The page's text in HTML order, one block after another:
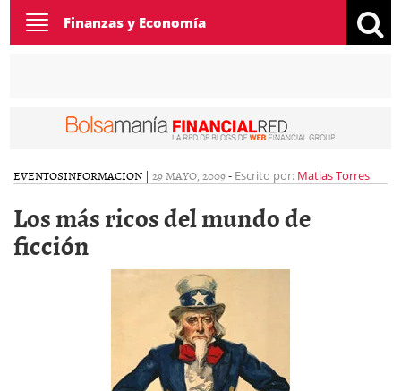
Toggle
navigation
Finanzas y Economía
EVENTOSINFORMACION | 29 MAYO, 2009- Escrito por: Matias Torres
Los más ricos del mundo de
ficción